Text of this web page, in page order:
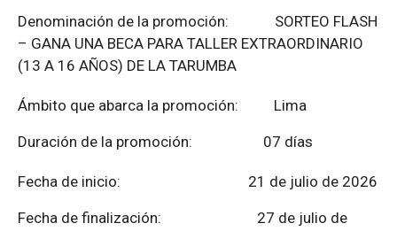
Denominación de la promoción: SORTEO FLASH
– GANA UNA BECA PARA TALLER EXTRAORDINARIO
(13 A 16 AÑOS) DE LA TARUMBA
Ámbito que abarca la promoción: Lima
Duración de la promoción: 07 días
Fecha de inicio: 21 de julio de 2026
Fecha de finalización:
27 de julio de